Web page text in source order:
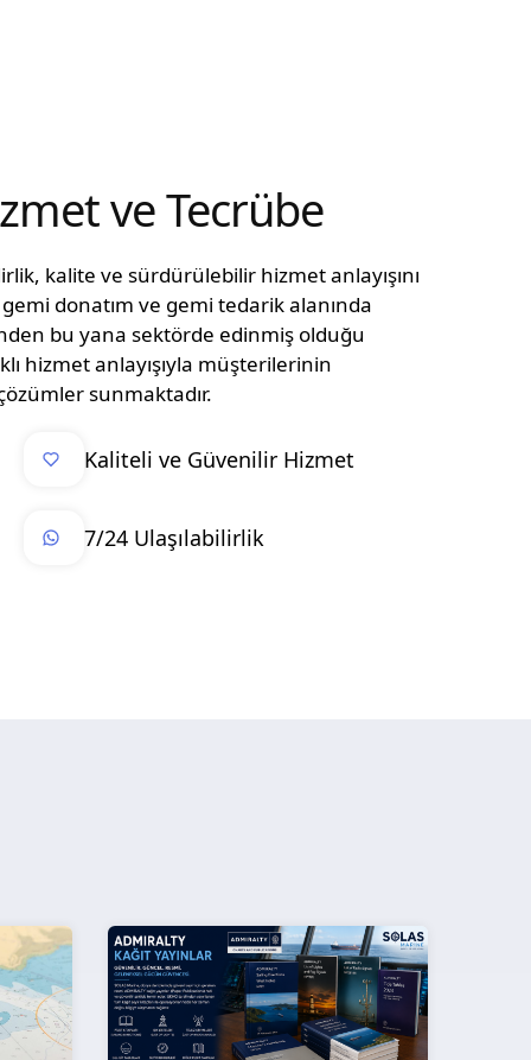
ve Tecrübe
kalite ve sürdürülebilir hizmet anlayışını
donatım ve gemi tedarik alanında
bu yana sektörde edinmiş olduğu
hizmet anlayışıyla müşterilerinin
sunmaktadır.
Kaliteli ve Güvenilir Hizmet
7/24 Ulaşılabilirlik